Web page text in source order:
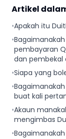
Artikel
•Apakah itu
•
pembayaran
dan pembekal
•Siapa yang
•
buat kali
•Akaun
mengimbas
•